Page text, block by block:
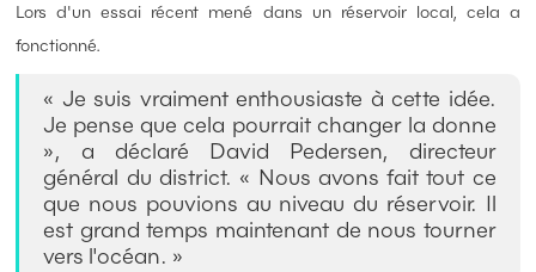
Lors d'un essai récent mené dans un réservoir local, cela a
fonctionné.
« Je suis vraiment enthousiaste à cette idée.
Je pense que cela pourrait changer la donne
», a déclaré David Pedersen, directeur
général du district. « Nous avons fait tout ce
que nous pouvions au niveau du réservoir. Il
est grand temps maintenant de nous tourner
vers l'océan. »